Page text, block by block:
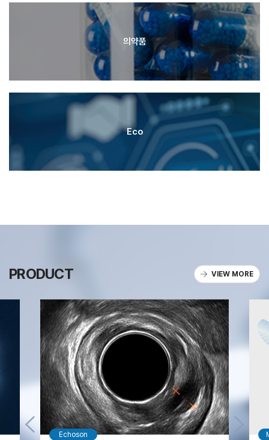
의약품
Eco
PRODUCT VIEW MORE
Echoson